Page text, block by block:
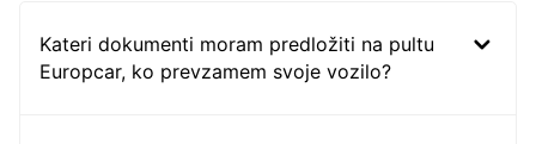
Kateri dokumenti moram predložiti na pultu
Europcar, ko prevzamem svoje vozilo?